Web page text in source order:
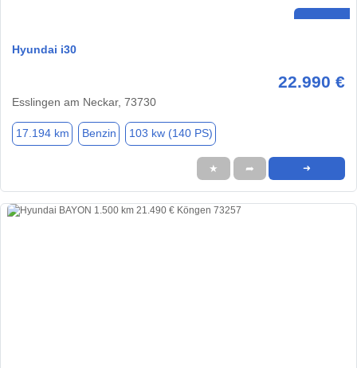
Hyundai i30
22.990 €
Esslingen am Neckar, 73730
17.194 km Benzin 103 kw (140 PS)
★ ➦ ➜